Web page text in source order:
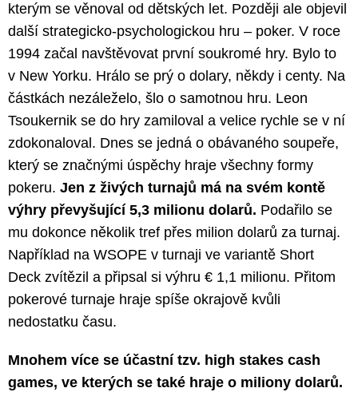
kterým se věnoval od dětských let. Později ale objevil
další strategicko-psychologickou hru – poker. V roce
1994 začal navštěvovat první soukromé hry. Bylo to
v New Yorku. Hrálo se prý o dolary, někdy i centy. Na
částkách nezáleželo, šlo o samotnou hru. Leon
Tsoukernik se do hry zamiloval a velice rychle se v ní
zdokonaloval. Dnes se jedná o obávaného soupeře,
který se značnými úspěchy hraje všechny formy
pokeru. Jen z živých turnajů má na svém kontě
výhry převyšující 5,3 milionu dolarů. Podařilo se
mu dokonce několik tref přes milion dolarů za turnaj.
Například na WSOPE v turnaji ve variantě Short
Deck zvítězil a připsal si výhru € 1,1 milionu. Přitom
pokerové turnaje hraje spíše okrajově kvůli
nedostatku času.
Mnohem více se účastní tzv. high stakes cash
games, ve kterých se také hraje o miliony dolarů.